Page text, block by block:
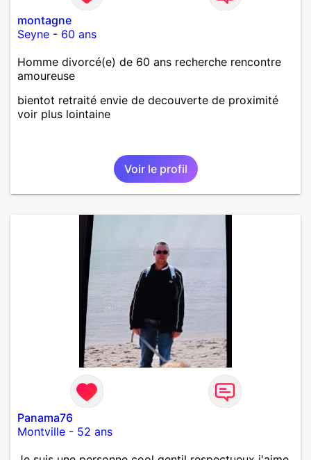
montagne
Seyne - 60 ans
Homme divorcé(e) de 60 ans recherche rencontre
amoureuse
bientot retraité envie de decouverte de proximité
voir plus lointaine
Voir le profil
Panama76
Montville - 52 ans